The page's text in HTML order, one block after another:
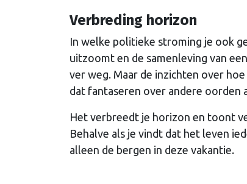
Verbreding horizon
In welke politieke stroming je ook
uitzoomt en de samenleving van
ver weg. Maar de inzichten over
dat fantaseren over andere oorden
Het verbreedt je horizon en toont
Behalve als je vindt dat het leven
alleen de bergen in deze vakantie.